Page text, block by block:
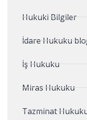
Hukuki Bilgiler
İdare Hukuku
İş Hukuku
Miras Hukuku
Tazminat